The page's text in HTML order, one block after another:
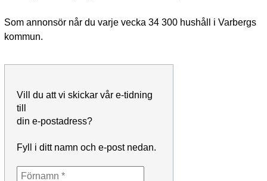
Som annonsör når du varje vecka 34 300 hushåll i Varbergs
kommun.
Vill du att vi skickar vår e-tidning
till
din e-postadress?
Fyll i ditt namn och e-post nedan.